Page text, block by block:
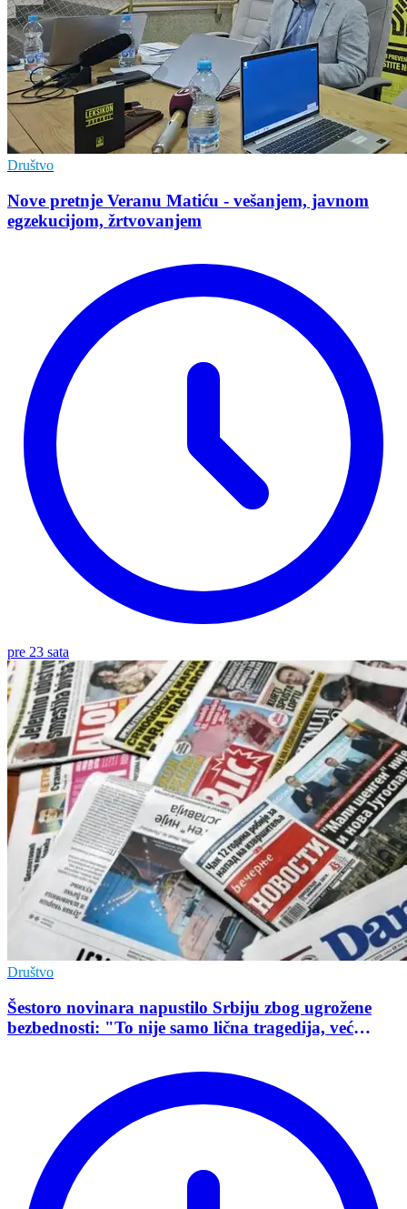
Društvo
Nove pretnje Veranu Matiću - vešanjem, javnom
egzekucijom, žrtvovanjem
pre 23 sata
Društvo
Šestoro novinara napustilo Srbiju zbog ugrožene
bezbednosti: "To nije samo lična tragedija, već